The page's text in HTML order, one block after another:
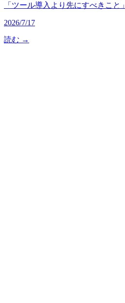
「ツール導入より先にすべきこと」
2026/7/17
読む →